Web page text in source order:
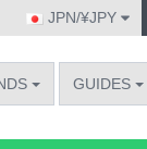
JPN/¥JPY
GUIDES